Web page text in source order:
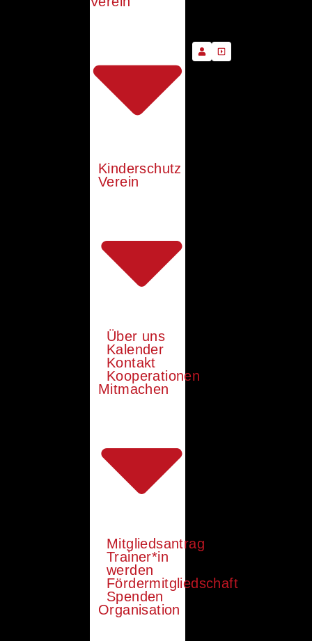
Kinderschutz
Verein
Über uns
Kalender
Kontakt
Kooperationen
Mitmachen
Mitgliedsantrag
Trainer*in
werden
Fördermitgliedschaft
Spenden
Organisation